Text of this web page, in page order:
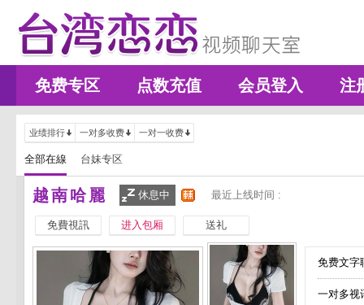
免费专区 点数充值 会员登入 注
业绩排行 一对多收费 一对一收费
全部在線 台妹专区
越南哈麗 休息中 最近上线时间 :
免費視訊 进入包厢 送礼
免费文
一对多